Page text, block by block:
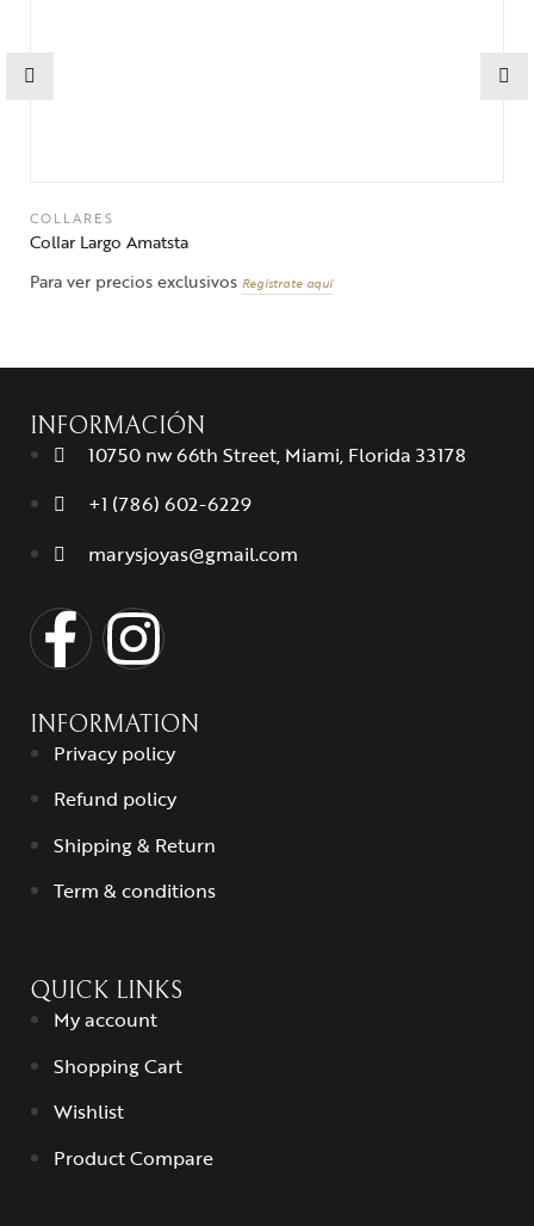
COLLARES
Collar Largo Amatsta
Para ver precios exclusivos Regístrate aquí
INFORMACIÓN
10750 nw 66th Street, Miami, Florida 33178
+1 (786) 602-6229
marysjoyas@gmail.com
INFORMATION
Privacy policy
Refund policy
Shipping & Return
Term & conditions
QUICK LINKS
My account
Shopping Cart
Wishlist
Product Compare